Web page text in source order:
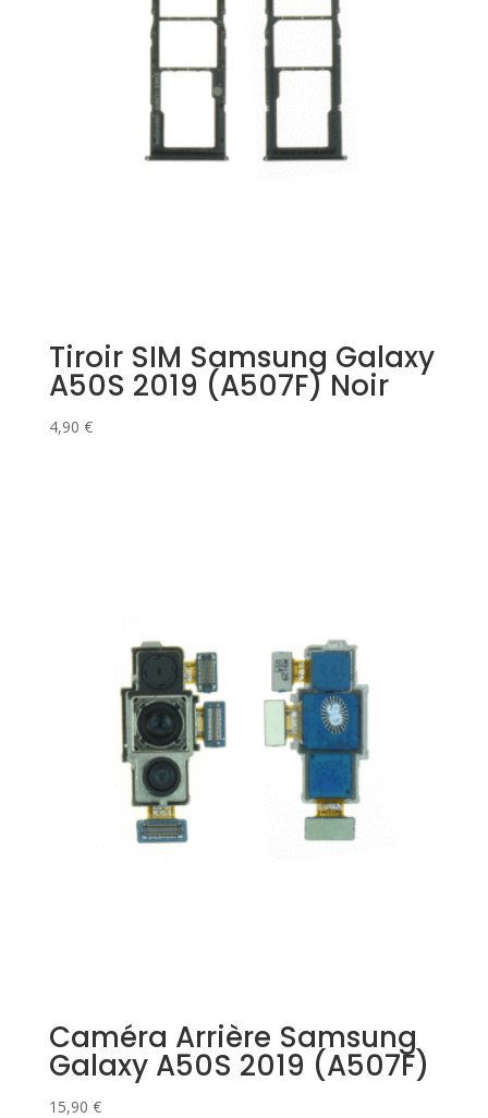
Tiroir SIM Samsung Galaxy
A50S 2019 (A507F) Noir
4,90 €
Caméra Arrière Samsung
Galaxy A50S 2019 (A507F)
15,90 €